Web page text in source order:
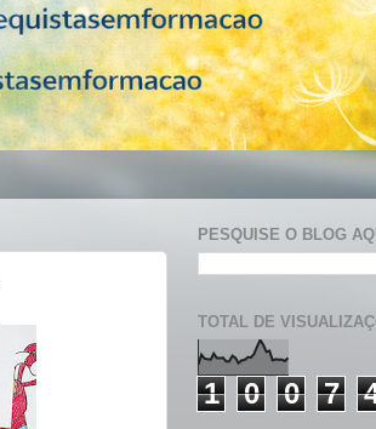
PESQUISE O BLOG
TOTAL DE
1 0 0 7